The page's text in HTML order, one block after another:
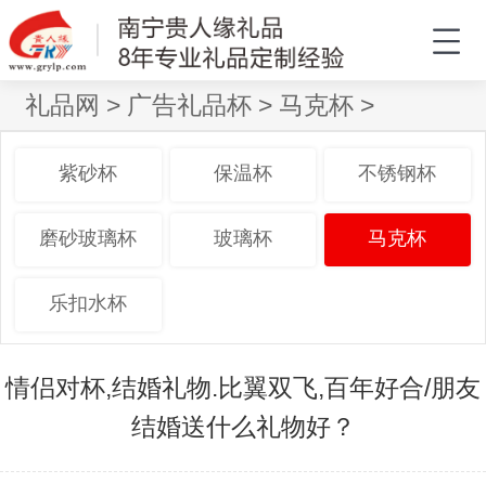
礼品网 > 广告礼品杯> 马克杯>
紫砂杯 保温杯 不锈钢杯
磨砂玻璃杯 玻璃杯 马克杯
乐扣水杯
情侣对杯,结婚礼物.比翼双飞,百年好合/朋友
结婚送什么礼物好？